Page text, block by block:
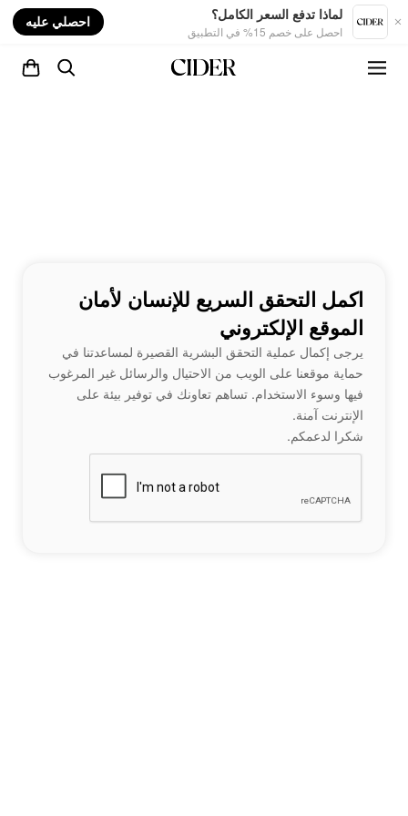
لماذا تدفع السعر الكامل؟
احصل على خصم 15% في التطبيق
احصلي عليه
اكمل التحقق السريع للإنسان لأمان
الموقع الإلكتروني
يرجى إكمال عملية التحقق البشرية القصيرة لمساعدتنا في
حماية موقعنا على الويب من الاحتيال والرسائل غير المرغوب
فيها وسوء الاستخدام. تساهم تعاونك في توفير بيئة على
الإنترنت آمنة.
شكرا لدعمكم.